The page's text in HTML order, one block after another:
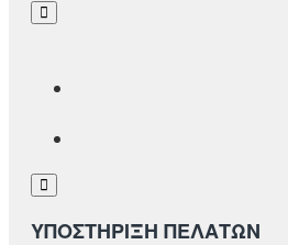
ΥΠΟΣΤΗΡΙΞΗ ΠΕΛΑΤΩΝ